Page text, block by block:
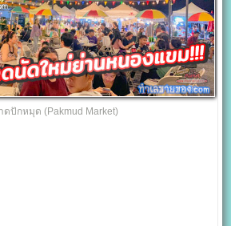
ดปักหมุด (Pakmud Market)